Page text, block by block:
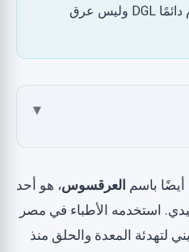
تصنيف برتقالي. استخدم دائمًا DGL وليس عرق
▾
آلية حماية البطانة
عرق السوس لعسر الهضم
باسم العرقسوس، هو أحد
استخدمه الأطباء في مصر
لتهدئة المعدة والحلق منذ